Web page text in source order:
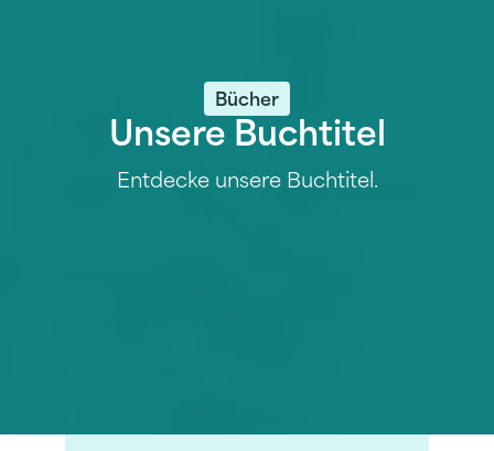
Bücher
Unsere Buchtitel
Entdecke unsere Buchtitel.